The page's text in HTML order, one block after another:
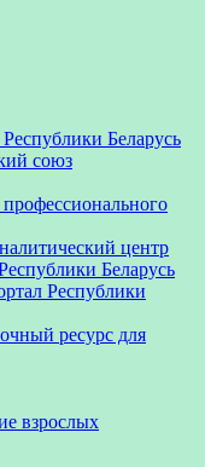
Беларусь
союз
центр
Беларусь
Республики
ресурс для
взрослых